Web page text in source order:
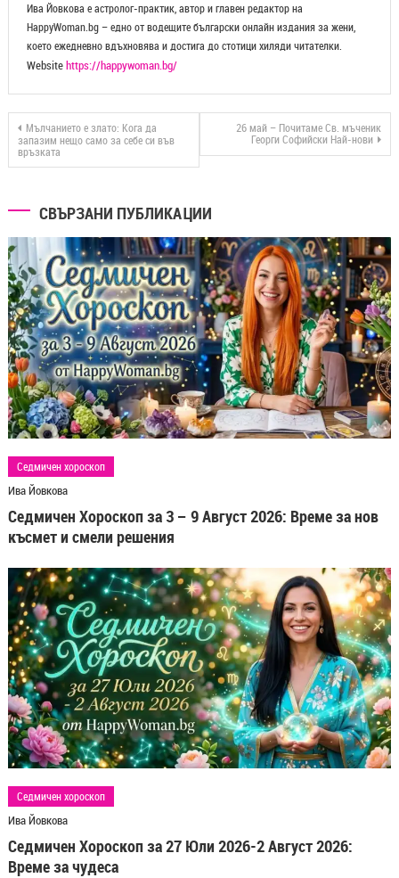
Ива Йовкова е астролог-практик, автор и главен редактор на
HappyWoman.bg – едно от водещите български онлайн издания за жени,
което ежедневно вдъхновява и достига до стотици хиляди читателки.
Websitehttps://happywoman.bg/
Мълчанието е злато: Кога да
запазим нещо само за себе си във
връзката
26 май – Почитаме Св. мъченик
Георги Софийски Най-нови
СВЪРЗАНИ ПУБЛИКАЦИИ
Седмичен хороскоп
Ива Йовкова
Седмичен Хороскоп за 3 – 9 Август 2026: Време за нов
късмет и смели решения
Седмичен хороскоп
Ива Йовкова
Седмичен Хороскоп за 27 Юли 2026-2 Август 2026:
Време за чудеса